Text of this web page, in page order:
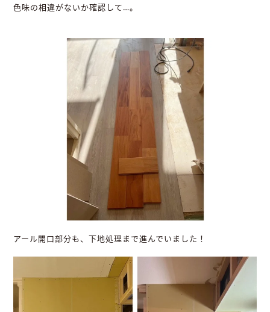
色味の相違がないか確認して…。
アール開口部分も、下地処理まで進んでいました！